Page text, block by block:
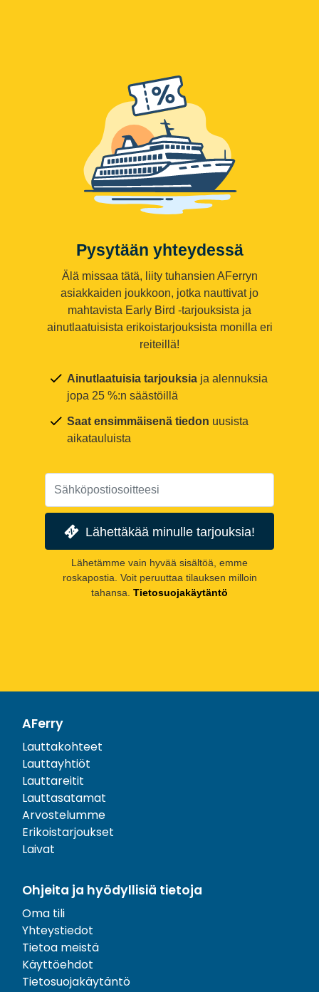
Pysytään yhteydessä
Älä missaa tätä, liity tuhansien AFerryn
asiakkaiden joukkoon, jotka nauttivat jo
mahtavista Early Bird -tarjouksista ja
ainutlaatuisista erikoistarjouksista monilla eri
reiteillä!
Ainutlaatuisia tarjouksia ja alennuksia
jopa 25 %:n säästöillä
Saat ensimmäisenä tiedon uusista
aikatauluista
Lähettäkää minulle tarjouksia!
Lähetämme vain hyvää sisältöä, emme
roskapostia. Voit peruuttaa tilauksen milloin
tahansa. Tietosuojakäytäntö
AFerry
Lauttakohteet
Lauttayhtiöt
Lauttareitit
Lauttasatamat
Arvostelumme
Erikoistarjoukset
Laivat
Ohjeita ja hyödyllisiä tietoja
Oma tili
Yhteystiedot
Tietoa meistä
Käyttöehdot
Tietosuojakäytäntö